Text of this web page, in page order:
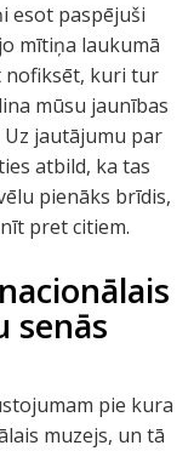
esot paspējuši
mītiņa laukumā
nofiksēt, kuri tur
mūsu jaunības
Uz jautājumu par
atbild, ka tas
pienāks brīdis,
pret citiem.
senās
pie kura
muzejs, un tā